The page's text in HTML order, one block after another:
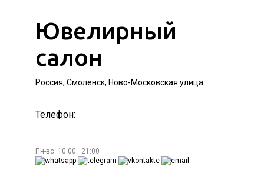
Ювелирный
салон
Россия, Смоленск, Ново-Московская улица
Телефон:
Пн-вс: 10:00—21:00